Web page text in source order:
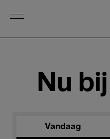
Open Menu
Nu
Vandaag